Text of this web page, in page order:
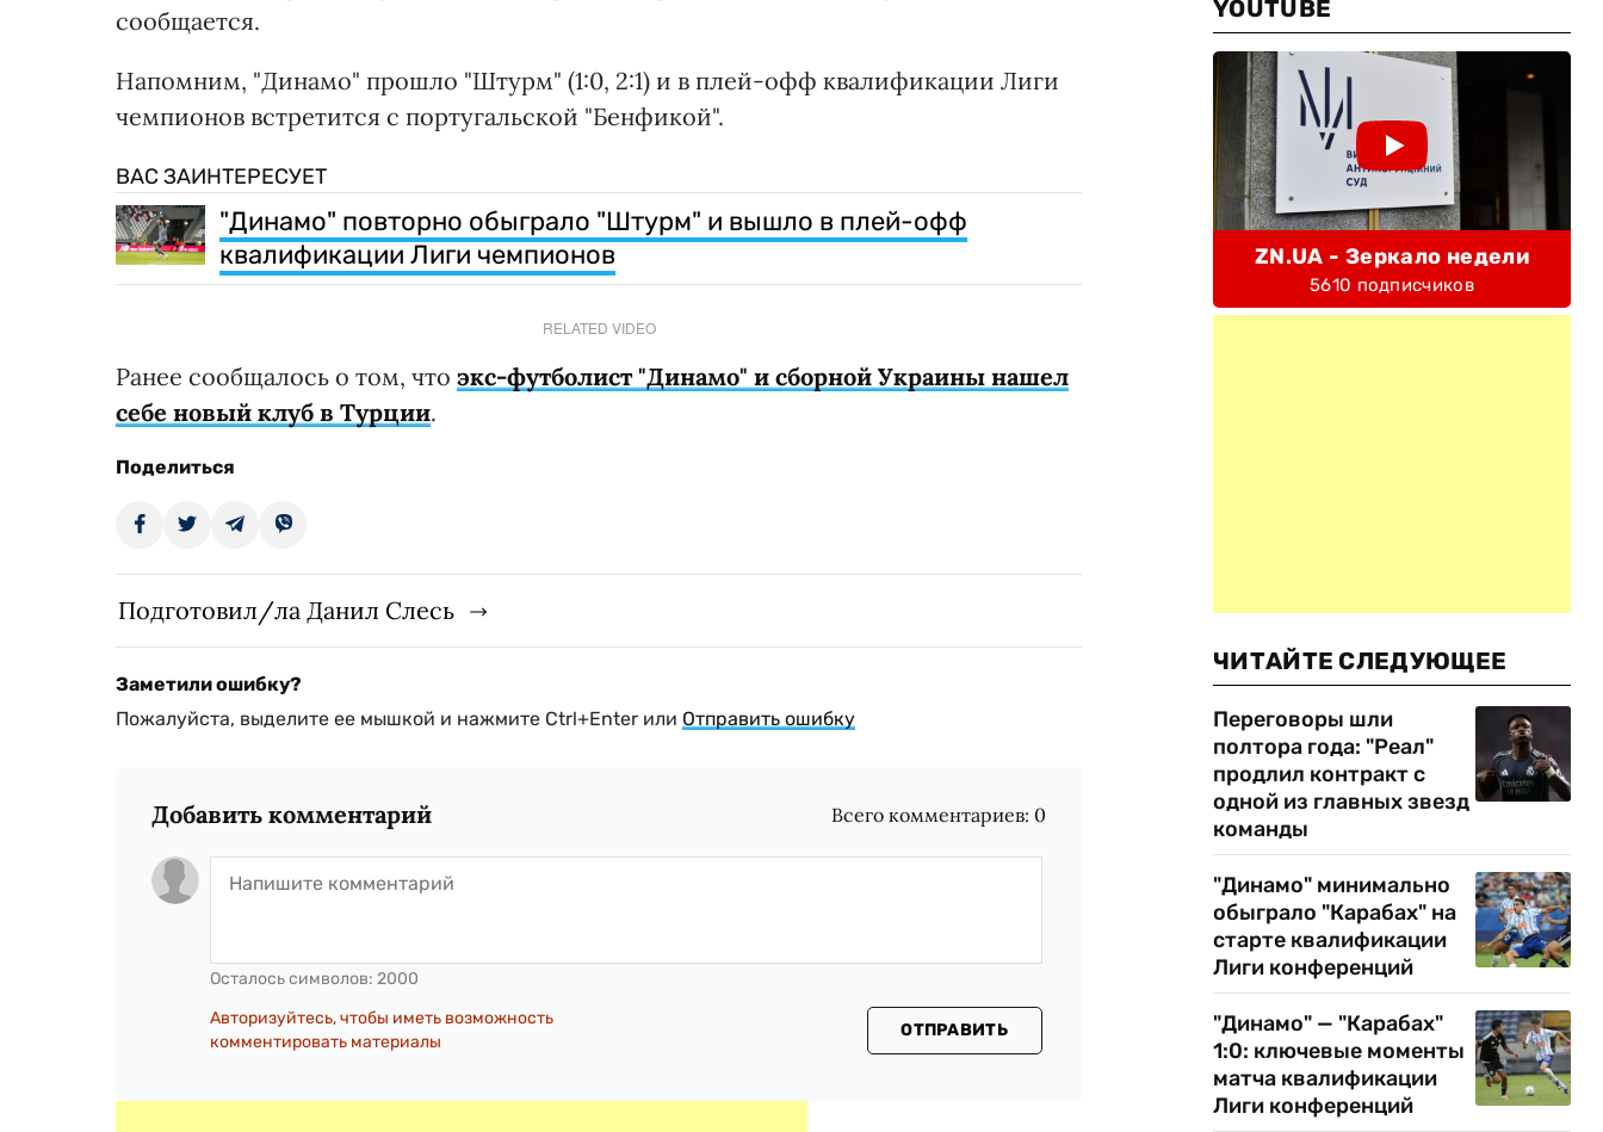
сообщается.
Напомним, "Динамо" прошло "Штурм" (1:0, 2:1) и в плей-офф квалификации Лиги
чемпионов встретится с португальской "Бенфикой".
ВАС ЗАИНТЕРЕСУЕТ
"Динамо" повторно обыграло "Штурм" и вышло в плей-офф
квалификации Лиги чемпионов
RELATED VIDEO
Ранее сообщалось о том, что экс-футболист "Динамо" и сборной Украины нашел
себе новый клуб в Турции.
Поделиться
Подготовил/ла Данил Слесь
Заметили ошибку?
Пожалуйста, выделите ее мышкой и нажмите Ctrl+Enter или Отправить ошибку
Добавить комментарий Всего комментариев: 0
Осталось символов: 2000
Авторизуйтесь, чтобы иметь возможность
комментировать материалы
ОТПРАВИТЬ
YOUTUBE
ZN.UA - Зеркало недели
5610 подписчиков
ЧИТАЙТЕ СЛЕДУЮЩЕЕ
Переговоры шли
полтора года: "Реал"
продлил контракт с
одной из главных звезд
команды
"Динамо" минимально
обыграло "Карабах" на
старте квалификации
Лиги конференций
"Динамо" — "Карабах"
1:0: ключевые моменты
матча квалификации
Лиги конференций